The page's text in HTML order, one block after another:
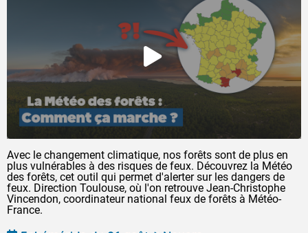
Avec le changement climatique, nos forêts sont de plus en
plus vulnérables à des risques de feux. Découvrez la Météo
des forêts, cet outil qui permet d'alerter sur les dangers de
feux. Direction Toulouse, où l'on retrouve Jean-Christophe
Vincendon, coordinateur national feux de forêts à Météo-
France.